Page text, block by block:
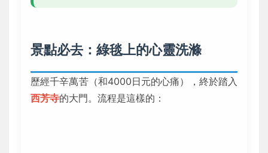
景點必去：綠毯上的心靈洗滌
歷經千辛萬苦（和4000日元的心痛），終於踏入
西芳寺的大門。流程是這樣的：